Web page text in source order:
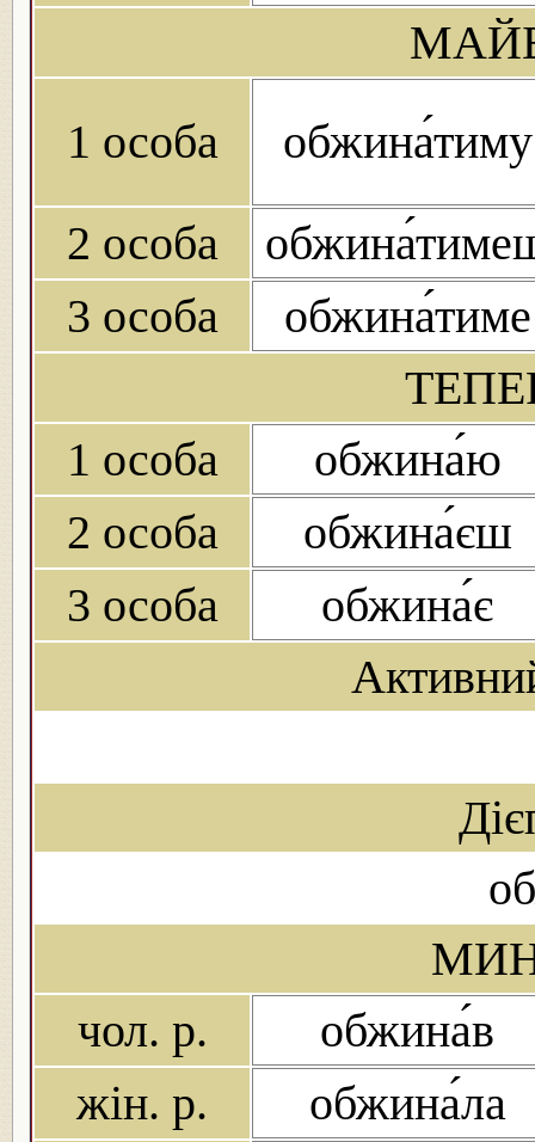
1 особа
обжина́тиму
2 особа
3 особа
обжина́тиме
1 особа
обжина́ю
2 особа
обжина́єш
3 особа
обжина́є
чол. р.
обжина́в
жін. р.
обжина́ла